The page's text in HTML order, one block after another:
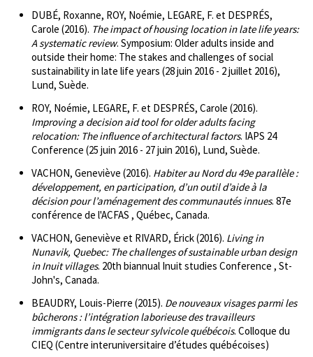
DUBÉ, Roxanne, ROY, Noémie, LEGARE, F. et DESPRÉS,
Carole (2016). The impact of housing location in late life years:
A systematic review. Symposium: Older adults inside and
outside their home: The stakes and challenges of social
sustainability in late life years (28 juin 2016 - 2 juillet 2016),
Lund, Suède.
ROY, Noémie, LEGARE, F. et DESPRÉS, Carole (2016).
Improving a decision aid tool for older adults facing
relocation: The influence of architectural factors. IAPS 24
Conference (25 juin 2016 - 27 juin 2016), Lund, Suède.
VACHON, Geneviève (2016). Habiter au Nord du 49e parallèle :
développement, en participation, d’un outil d’aide à la
décision pour l’aménagement des communautés innues. 87e
conférence de l'ACFAS , Québec, Canada.
VACHON, Geneviève et RIVARD, Érick (2016). Living in
Nunavik, Quebec: The challenges of sustainable urban design
in Inuit villages. 20th biannual Inuit studies Conference , St-
John's, Canada.
BEAUDRY, Louis-Pierre (2015). De nouveaux visages parmi les
bûcherons : l’intégration laborieuse des travailleurs
immigrants dans le secteur sylvicole québécois. Colloque du
CIEQ (Centre interuniversitaire d’études québécoises)